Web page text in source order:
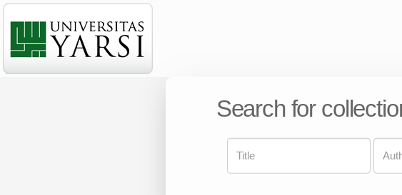
Search for